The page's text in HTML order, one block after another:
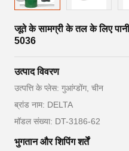
जूते के सामग्री के तल के लिए
5036
उत्पाद विवरण
उत्पत्ति के प्लेस: गुआंग्डोंग, चीन
ब्रांड नाम: DELTA
मॉडल संख्या: DT-3186-62
भुगतान और शिपिंग शर्तें